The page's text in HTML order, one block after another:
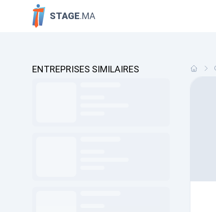
STAGE.MA
ENTREPRISES SIMILAIRES